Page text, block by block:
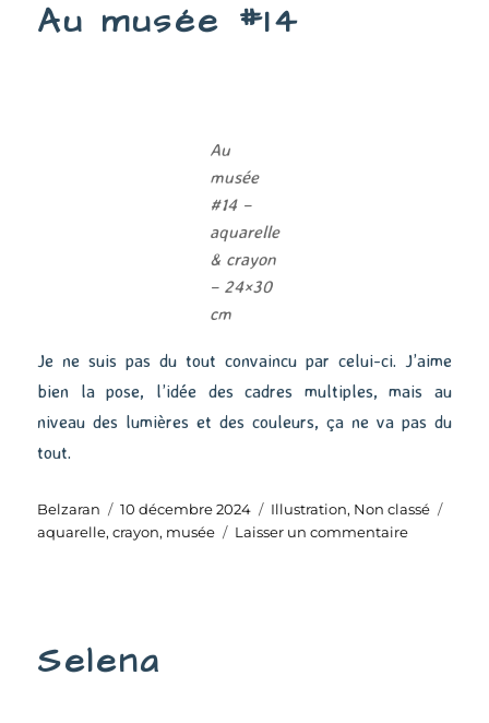
Au musée #14
Au
musée
#14 –
aquarelle
& crayon
– 24×30
cm
Je ne suis pas du tout convaincu par celui-ci. J’aime
bien la pose, l’idée des cadres multiples, mais au
niveau des lumières et des couleurs, ça ne va pas du
tout.
Auteur
Belzaran
Publié
le
10 décembre 2024 Catégories
Illustration, Non classé
aquarelle,crayon, musée Laisser un commentairesur
Selena